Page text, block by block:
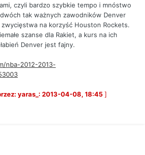
czyli bardzo szybkie tempo i mnóstwo
tak ważnych zawodników Denver
na korzyść Houston Rockets.
szanse dla Rakiet, a kurs na ich
Denver jest fajny.
nba-2012-2013-
yaras_: 2013-04-08, 18:45 ]